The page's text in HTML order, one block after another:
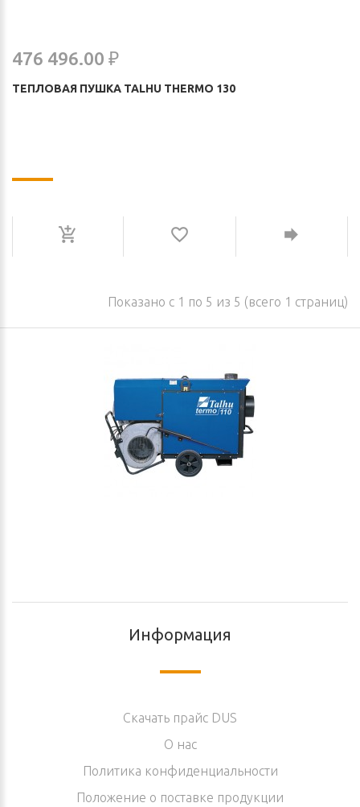
476 496.00 ₽
ТЕПЛОВАЯ ПУШКА TALHU THERMO 130
Показано с 1 по 5 из 5 (всего 1 страниц)
Информация
Скачать прайс DUS
O нас
Политика конфиденциальности
Положение о поставке продукции